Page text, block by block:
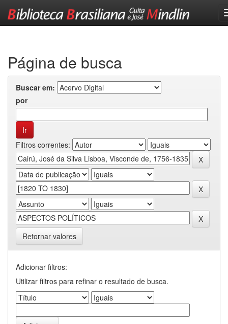
Página de busca
Buscar em:
por
Filtros correntes:
Retornar valores
Adicionar filtros:
Utilizar filtros para refinar o resultado de busca.